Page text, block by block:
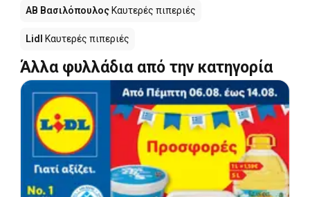
ΑΒ Βασιλόπουλος Καυτερές πιπεριές
Lidl Καυτερές πιπεριές
Άλλα φυλλάδια από την κατηγορία